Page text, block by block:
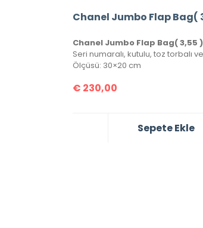
Ölçüsü: 30×20 cm
€ 230,00
Sepete Ekle